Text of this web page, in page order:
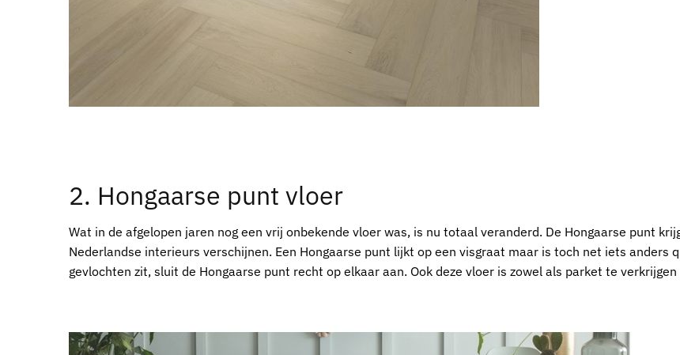
2. Hongaarse punt vloer
Wat in de afgelopen jaren nog een vrij onbekende vloer was, is nu totaal veranderd. De Hongaarse punt
Nederlandse interieurs verschijnen. Een Hongaarse punt lijkt op een visgraat maar is toch net iets anders
gevlochten zit, sluit de Hongaarse punt recht op elkaar aan. Ook deze vloer is zowel als parket te